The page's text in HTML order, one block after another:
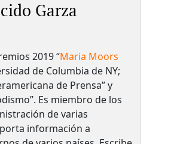
Garza
2019 “Maria Moors
de Columbia de NY;
de Prensa” y
Es miembro de los
de varias
información a